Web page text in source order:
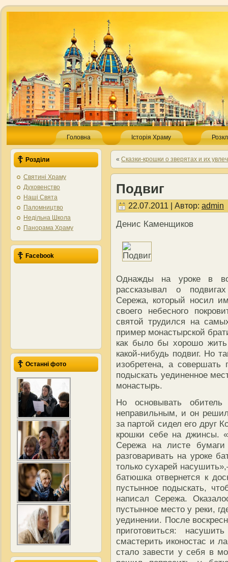
Головна Історія Храму
Розділи
Святині Храму
Духовенство
Наші Свята
Паломництво
Недільна Школа
Панорама Храму
Facebook
Останні фото
« Сказки-крошки о зверятах и их
Подвиг
22.07.2011 | Автор: admin
Денис Каменщиков
Однажды на уроке в
рассказывал о
Сережа, который носил
своего небесного
святой трудился на
пример монастырской
как было бы хорошо
какой-нибудь подвиг. Но
изобретена, а совершать
подыскать уединенное
монастырь.
Но основывать
неправильным, и он
за партой сидел его друг
крошки себе на джинсы.
Сережа на листе
разговаривать на уроке
только сухарей
батюшка отвернется к
пустынное подыскать,
написал Сережа.
пустынное место у реки,
уединении. После
приготовиться:
смастерить иконостас и
стало завести у себя в